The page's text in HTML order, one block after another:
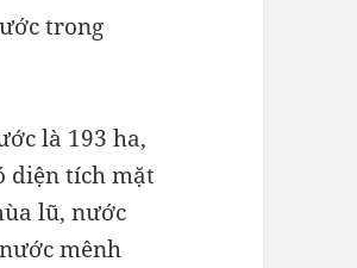
trong
là 193 ha,
diện tích mặt
lũ, nước
mênh